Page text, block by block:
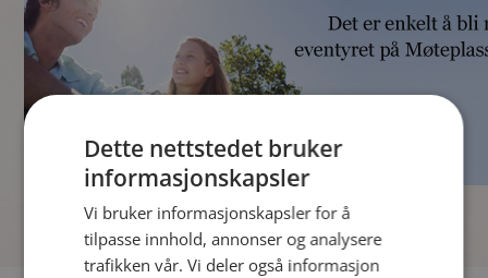
Dette nettstedet bruker
informasjonskapsler
Vi bruker informasjonskapsler for å
tilpasse innhold, annonser og analysere
trafikken vår. Vi deler også informasjon